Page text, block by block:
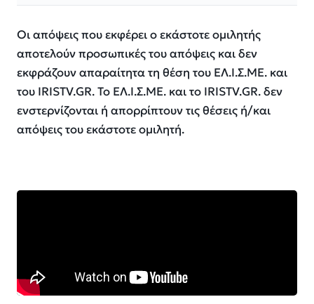
Οι απόψεις που εκφέρει ο εκάστοτε ομιλητής
αποτελούν προσωπικές του απόψεις και δεν
εκφράζουν απαραίτητα τη θέση του ΕΛ.Ι.Σ.ΜΕ. και
του IRISTV.GR. Το ΕΛ.Ι.Σ.ΜΕ. και το IRISTV.GR. δεν
ενστερνίζονται ή απορρίπτουν τις θέσεις ή/και
απόψεις του εκάστοτε ομιλητή.